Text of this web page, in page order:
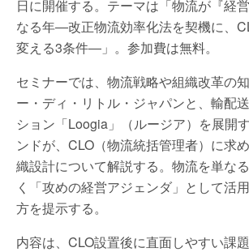
日に開催する。テーマは「物流が『経
なる年―改正物流効率化法を契機に、
変える3条件―」。参加費は無料。
セミナーでは、物流戦略や組織改革の
ー・ディ・リトル・ジャパンと、輸配
ション「Loogia」（ルージア）を展開
ンドが、CLO（物流統括管理者）に求
織設計について解説する。物流を単な
く「攻めの経営アジェンダ」として活
方を提示する。
内容は、CLO設置後に直面しやすい課